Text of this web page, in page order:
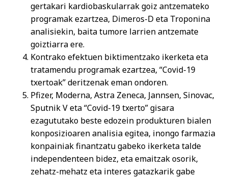
gertakari kardiobaskularrak goiz antzemateko
programak ezartzea, Dimeros-D eta Troponina
analisiekin, baita tumore larrien antzemate
goiztiarra ere.
Kontrako efektuen biktimentzako ikerketa eta
tratamendu programak ezartzea, “Covid-19
txertoak” deritzenak eman ondoren.
Pfizer, Moderna, Astra Zeneca, Jannsen, Sinovac,
Sputnik V eta “Covid-19 txerto” gisara
ezagututako beste edozein produkturen bialen
konposizioaren analisia egitea, inongo farmazia
konpainiak finantzatu gabeko ikerketa talde
independenteen bidez, eta emaitzak osorik,
zehatz-mehatz eta interes gatazkarik gabe